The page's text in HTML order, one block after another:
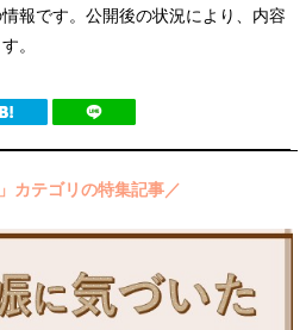
報です。公開後の状況により、内容
。
カテゴリの特集記事／